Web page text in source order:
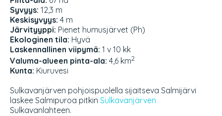
Syvyys: 12,3 m
Keskisyvyys: 4 m
Järvityyppi: Pienet humusjärvet (Ph)
Ekologinen tila: Hyvä
Laskennallinen viipymä: 1 v 10 kk
Valuma-alueen pinta-ala: 4,6 km2
Kunta: Kiuruvesi
Sulkavanjärven pohjoispuolella sijaitseva Salmijärvi
laskee Salmipuroa pitkin Sulkavanjärven
Sulkavanlahteen.